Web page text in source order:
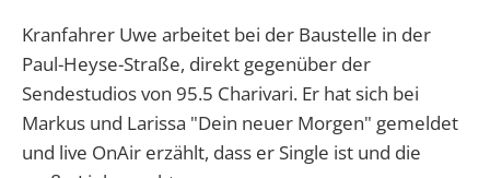
Kranfahrer Uwe arbeitet bei der Baustelle in der
Paul-Heyse-Straße, direkt gegenüber der
Sendestudios von 95.5 Charivari. Er hat sich bei
Markus und Larissa "Dein neuer Morgen" gemeldet
und live OnAir erzählt, dass er Single ist und die